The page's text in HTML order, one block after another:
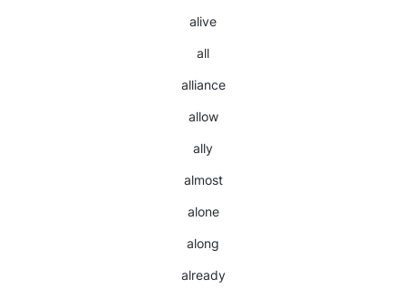
alive
all
alliance
allow
ally
almost
alone
along
already